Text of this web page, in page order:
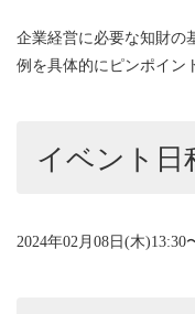
企業経営に必要な知財の
例を具体的にピンポイン
イベント日
2024年02月08日(木)13:30